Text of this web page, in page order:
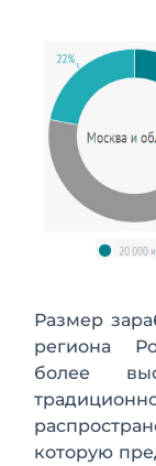
Размер
региона
более
которую